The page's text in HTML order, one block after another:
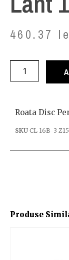
460.37
Produse
Roata Disc
SKU CL 16B-3 Z15